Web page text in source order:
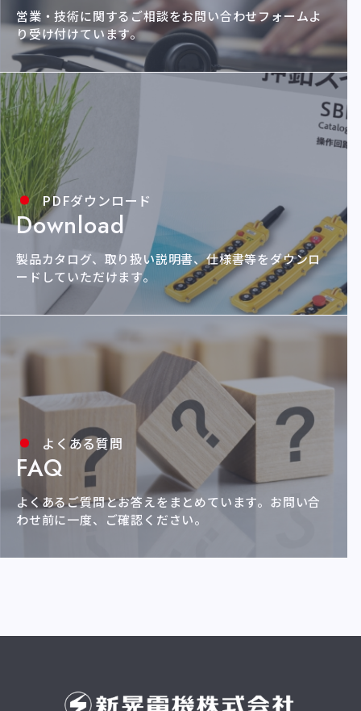
営業・技術に関するご相談をお問い合わせフォームよ
り受け付けています。
PDFダウンロード
Download
製品カタログ、取り扱い説明書、仕様書等をダウンロ
ードしていただけます。
よくある質問
FAQ
よくあるご質問とお答えをまとめています。 お問い合
わせ前に一度、ご確認ください。